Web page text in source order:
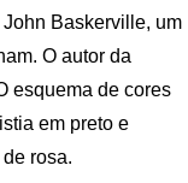
Baskerville, um
O autor da
esquema de cores
em preto e
rosa.